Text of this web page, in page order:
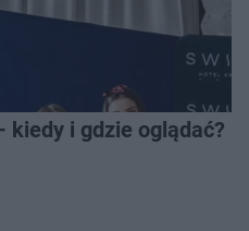
kiedy i gdzie oglądać?